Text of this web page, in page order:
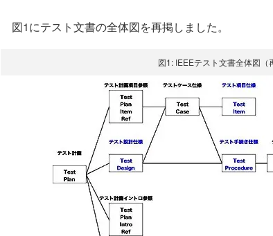
図1にテスト文書の全体図を再掲しました。
図1: IEEEテスト文書全体図（